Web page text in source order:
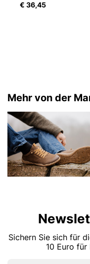
€ 36,45
Mehr von der
Sichern Sie sich für
10 Euro für